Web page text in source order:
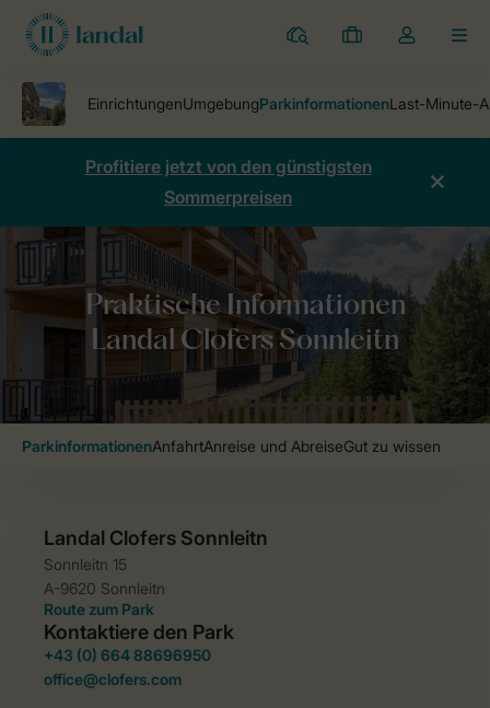
Ferienparks
Meine
Dropdown-
öffnen
Profitiere jetzt von den günstigsten
Sommerpreisen